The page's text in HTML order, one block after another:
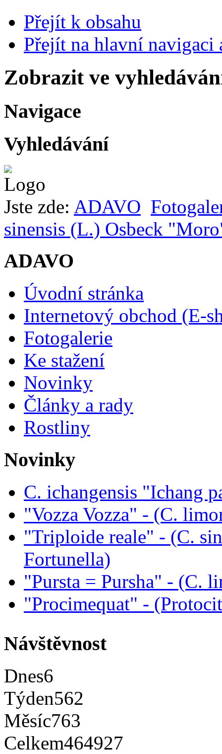
Přejít k obsahu
Přejít na hlavní navigaci
Zobrazit ve
Navigace
Vyhledávání
Jste zde: ADAVO
sinensis (L.) Osbeck
ADAVO
Úvodní stránka
Internetový obchod (E-
Fotogalerie
Ke stažení
Novinky
Články a rady
Rostliny
Novinky
C. ichangensis "Ichang
"Vozza Vozza" - (C.
"Triploide reale" - (C.
Fortunella)
"Pursta = Pursha" - (C.
"Procimequat" -
Návštěvnost
Dnes6
Týden562
Měsíc763
Celkem464927